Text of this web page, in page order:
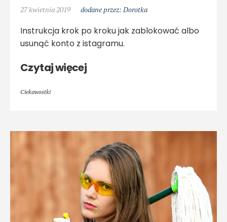
27 kwietnia 2019 dodane przez: Dorotka
Instrukcja krok po kroku jak zablokować albo
usunąć konto z istagramu.
Czytaj więcej
Ciekawostki